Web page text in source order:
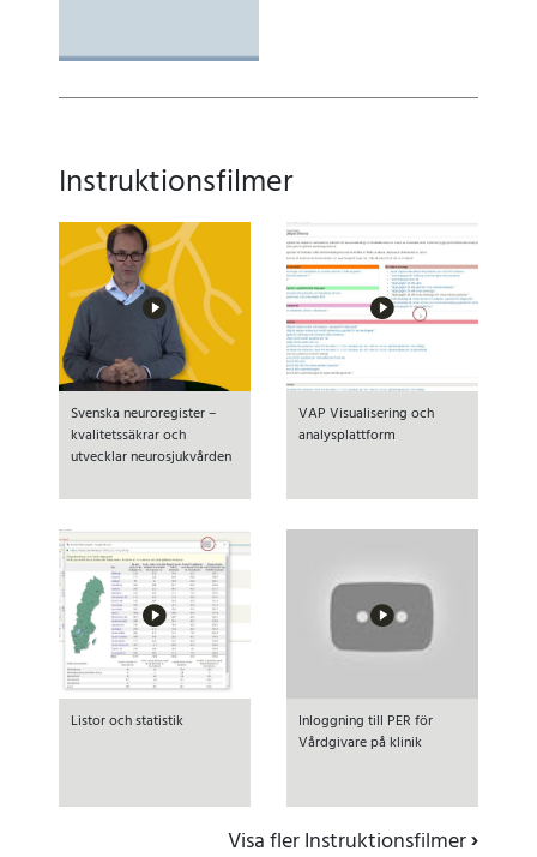
Instruktionsfilmer
Svenska neuroregister –
kvalitetssäkrar och
utvecklar neurosjukvården
VAP Visualisering och
analysplattform
Listor och statistik
Inloggning till PER för
Vårdgivare på klinik
Visa fler Instruktionsfilmer›